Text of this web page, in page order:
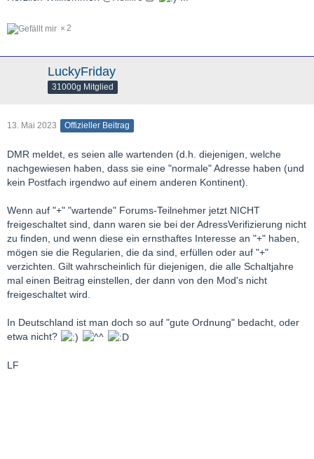
2
LuckyFriday
31000g Mitglied
13. Mai 2023 Offizieller Beitrag
DMR meldet, es seien alle wartenden (d.h. diejenigen, welche
nachgewiesen haben, dass sie eine "normale" Adresse haben (und
kein Postfach irgendwo auf einem anderen Kontinent).
Wenn auf "+" "wartende" Forums-Teilnehmer jetzt NICHT
freigeschaltet sind, dann waren sie bei der AdressVerifizierung nicht
zu finden, und wenn diese ein ernsthaftes Interesse an "+" haben,
mögen sie die Regularien, die da sind, erfüllen oder auf "+"
verzichten. Gilt wahrscheinlich für diejenigen, die alle Schaltjahre
mal einen Beitrag einstellen, der dann von den Mod's nicht
freigeschaltet wird.
In Deutschland ist man doch so auf "gute Ordnung" bedacht, oder
etwa nicht?
LF